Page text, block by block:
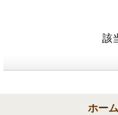
該
ホーム